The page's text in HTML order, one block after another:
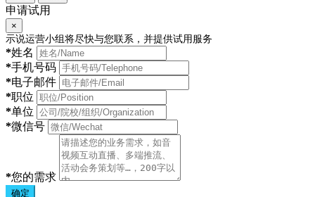
申请试用
×
示说运营小组将尽快与您联系，并提供试用服务
*姓名
*手机号码
*电子邮件
*职位
*单位
*微信号
*您的需求
确定